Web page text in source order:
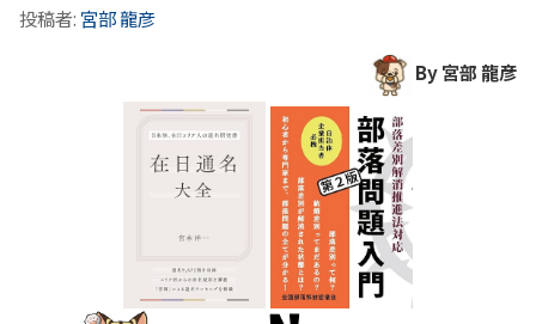
投稿者: 宮部 龍彦
By 宮部 龍彦